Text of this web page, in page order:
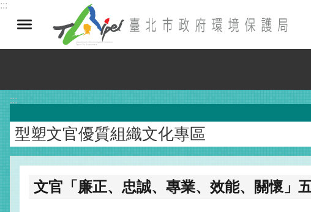
跳到主要內容區塊
:::
:::
型塑文官優質組織文化專區
文官「廉正、忠誠、專業、效能、關懷」